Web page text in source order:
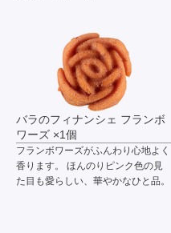
バラのフィナンシェ フランボ
ワーズ ×1個
フランボワーズがふんわり心地よく
香ります。 ほんのりピンク色の見
た目も愛らしい、華やかなひと品。